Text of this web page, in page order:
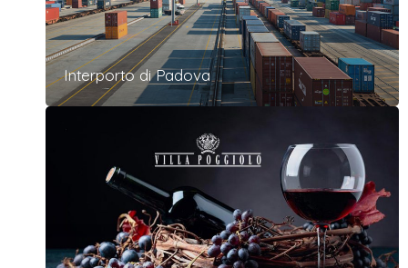
Interporto di Padova